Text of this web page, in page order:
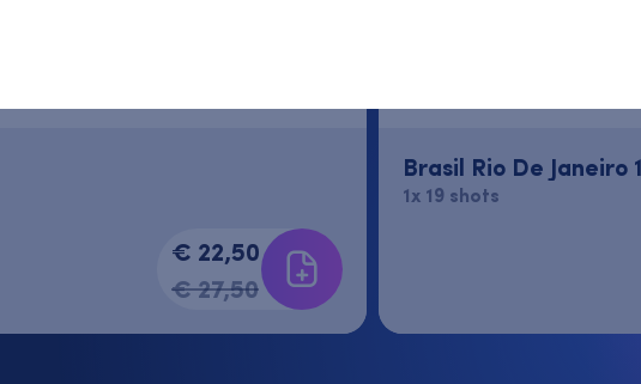
€ 22,50
€ 27,50
Brasil Rio De Janeiro
1x 19 shots